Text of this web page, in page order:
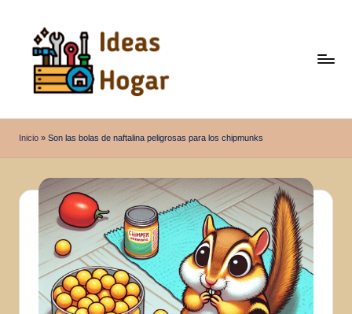
contenido
d
e
a
Inicio » Son las bolas de naftalina peligrosas para los chipmunks